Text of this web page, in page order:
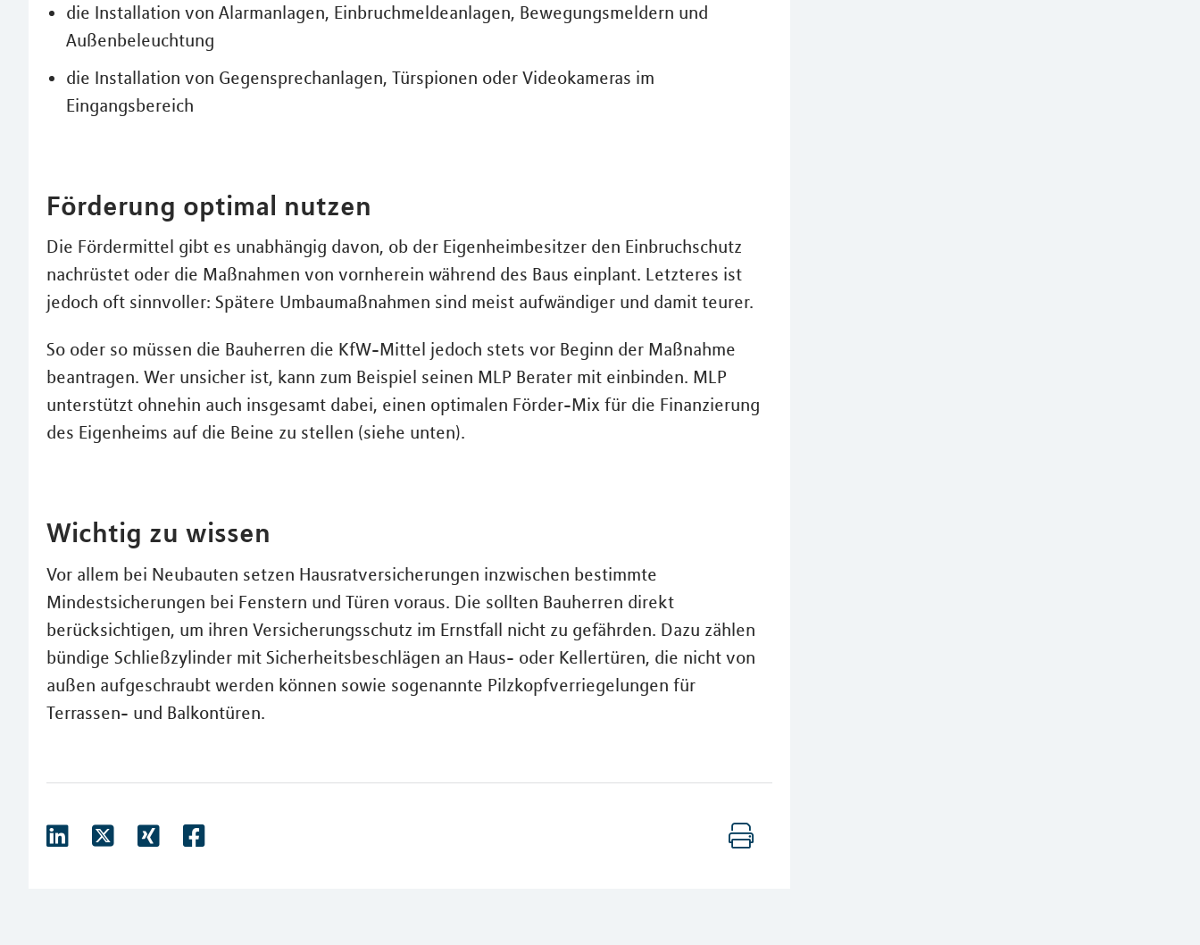
die Installation von Alarmanlagen, Einbruchmeldeanlagen, Bewegungsmeldern und
Außenbeleuchtung
die Installation von Gegensprechanlagen, Türspionen oder Videokameras im
Eingangsbereich
Förderung optimal nutzen
Die Fördermittel gibt es unabhängig davon, ob der Eigenheimbesitzer den Einbruchschutz
nachrüstet oder die Maßnahmen von vornherein während des Baus einplant. Letzteres ist
jedoch oft sinnvoller: Spätere Umbaumaßnahmen sind meist aufwändiger und damit teurer.
So oder so müssen die Bauherren die KfW-Mittel jedoch stets vor Beginn der Maßnahme
beantragen. Wer unsicher ist, kann zum Beispiel seinen MLP Berater mit einbinden. MLP
unterstützt ohnehin auch insgesamt dabei, einen optimalen Förder-Mix für die Finanzierung
des Eigenheims auf die Beine zu stellen (siehe unten).
Wichtig zu wissen
Vor allem bei Neubauten setzen Hausratversicherungen inzwischen bestimmte
Mindestsicherungen bei Fenstern und Türen voraus. Die sollten Bauherren direkt
berücksichtigen, um ihren Versicherungsschutz im Ernstfall nicht zu gefährden. Dazu zählen
bündige Schließzylinder mit Sicherheitsbeschlägen an Haus- oder Kellertüren, die nicht von
außen aufgeschraubt werden können sowie sogenannte Pilzkopfverriegelungen für
Terrassen- und Balkontüren.